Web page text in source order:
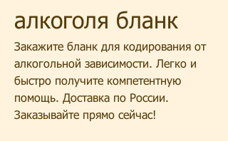
алкоголя бланк
Закажите бланк для кодирования от
алкогольной зависимости. Легко и
быстро получите компетентную
помощь. Доставка по России.
Заказывайте прямо сейчас!